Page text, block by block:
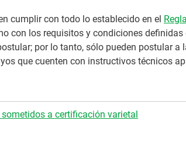
cumplir con todo lo establecido en el
con los requisitos y condiciones definidas
por lo tanto, sólo pueden postular a
que cuenten con instructivos técnicos
a certificación varietal